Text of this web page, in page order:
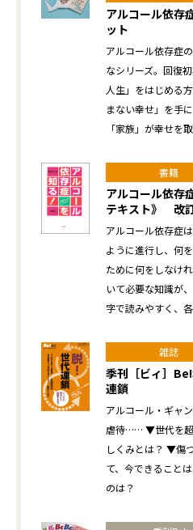
アルコール依存
ット
アルコール依存症
なシリーズ。回復
人生」をはじめる
まない幸せ」を手
「家族」が幸せを
書籍
アルコール依存
テキスト》 改
アルコール依存症
ように進行し、何
ために何をしなけ
いて必要な知識が
字で読みやすく、
雑誌
季刊［ビィ］
連鎖
アルコール・ギャ
虐待…… ▼世代を超
しくみとは？ ▼傷
て、今できること
のは？